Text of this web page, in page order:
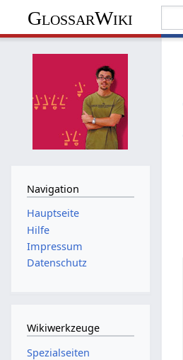
GlossarWiki
Navigation
Hauptseite
Hilfe
Impressum
Datenschutz
Wikiwerkzeuge
Spezialseiten